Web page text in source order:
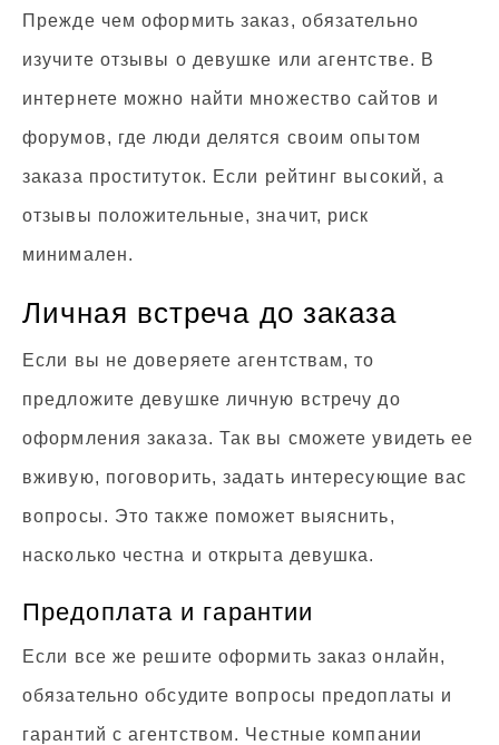
Прежде чем оформить заказ, обязательно
изучите отзывы о девушке или агентстве. В
интернете можно найти множество сайтов и
форумов, где люди делятся своим опытом
заказа проституток. Если рейтинг высокий, а
отзывы положительные, значит, риск
минимален.
Личная встреча до заказа
Если вы не доверяете агентствам, то
предложите девушке личную встречу до
оформления заказа. Так вы сможете увидеть ее
вживую, поговорить, задать интересующие вас
вопросы. Это также поможет выяснить,
насколько честна и открыта девушка.
Предоплата и гарантии
Если все же решите оформить заказ онлайн,
обязательно обсудите вопросы предоплаты и
гарантий с агентством. Честные компании